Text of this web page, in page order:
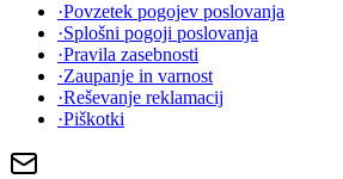
·Povzetek pogojev poslovanja
·Splošni pogoji poslovanja
·Pravila zasebnosti
·Zaupanje in varnost
·Reševanje reklamacij
·Piškotki